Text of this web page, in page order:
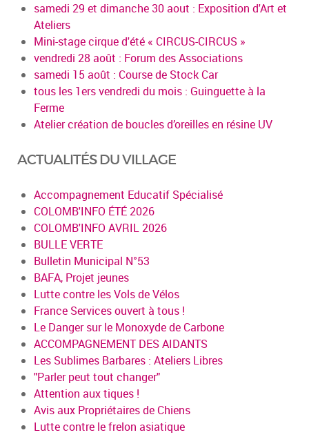
samedi 29 et dimanche 30 aout : Exposition d'Art et
Ateliers
Mini-stage cirque d'été « CIRCUS-CIRCUS »
vendredi 28 août : Forum des Associations
samedi 15 août : Course de Stock Car
tous les 1ers vendredi du mois : Guinguette à la
Ferme
Atelier création de boucles d’oreilles en résine UV
ACTUALITÉS DU VILLAGE
Accompagnement Educatif Spécialisé
COLOMB'INFO ÉTÉ 2026
COLOMB'INFO AVRIL 2026
BULLE VERTE
Bulletin Municipal N°53
BAFA, Projet jeunes
Lutte contre les Vols de Vélos
France Services ouvert à tous !
Le Danger sur le Monoxyde de Carbone
ACCOMPAGNEMENT DES AIDANTS
Les Sublimes Barbares : Ateliers Libres
"Parler peut tout changer"
Attention aux tiques !
Avis aux Propriétaires de Chiens
Lutte contre le frelon asiatique